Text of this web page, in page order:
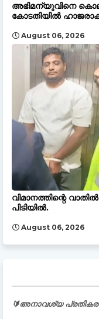
അഭിമന്യുവിനെ
കോടതിയിൽ
August 06, 2026
വിമാനത്തിന്റെ
പിടിയിൽ.
August 06, 2026
🔰അനാവശ്യ